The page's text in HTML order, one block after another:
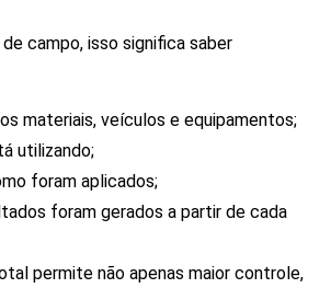
campo, isso significa saber
materiais, veículos e equipamentos;
utilizando;
foram aplicados;
foram gerados a partir de cada
permite não apenas maior controle,